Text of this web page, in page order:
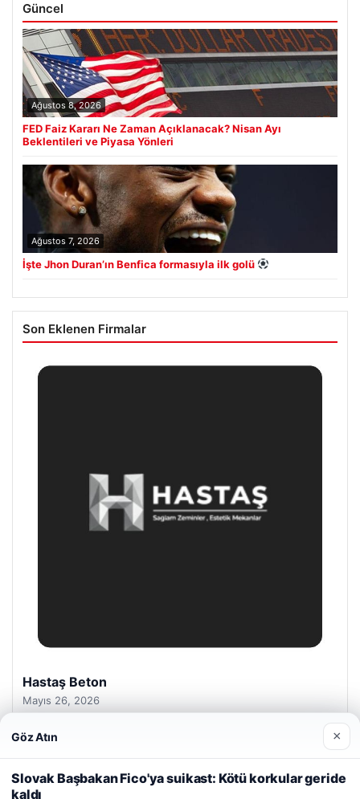
Güncel
Ağustos 8, 2026
FED Faiz Kararı Ne Zaman Açıklanacak? Nisan Ayı
Beklentileri ve Piyasa Yönleri
Ağustos 7, 2026
İşte Jhon Duran’ın Benfica formasıyla ilk golü
Son Eklenen Firmalar
Prenses Night Club
Nisan 29, 2026
kullanıyoruz.Çerez Politikamız
Göz Atın ×
Slovak Başbakan Fico'ya suikast: Kötü korkular geride
kaldı